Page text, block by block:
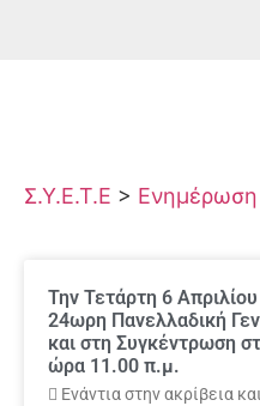
Σ.Υ.Ε.Τ.Ε > Ενημέρωση
Την Τετάρτη 6
24ωρη Πανελλαδική
και στη Συγκέντρωση
ώρα 11.00 π.μ.
 Ενάντια στην ακρίβεια